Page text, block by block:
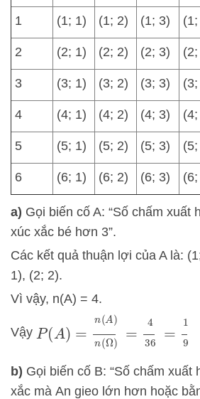
1 (1; 1) (1; 2) (1; 3)
2 (2; 1) (2; 2) (2; 3)
3 (3; 1) (3; 2) (3; 3)
4 (4; 1) (4; 2) (4; 3)
5 (5; 1) (5; 2) (5; 3)
6 (6; 1) (6; 2) (6; 3)
a) Gọi biến cố A: “Số chấm xuất
xúc xắc bé hơn 3”.
Các kết quả thuận lợi của A là:
1), (2; 2).
Vì vậy, n(A) = 4.
Vậy P (A)= A)n( 4 1
b) Gọi biến cố B: “Số chấm xuất
xắc mà An gieo lớn hơn hoặc